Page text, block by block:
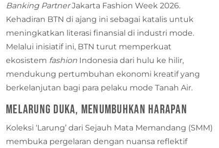
Banking PartnerJakarta Fashion Week 2026.
Kehadiran BTN di ajang ini sebagai katalis untuk
meningkatkan literasi finansial di industri mode.
Melalui inisiatif ini, BTN turut memperkuat
ekosistem fashion Indonesia dari hulu ke hilir,
mendukung pertumbuhan ekonomi kreatif yang
berkelanjutan bagi para pelaku mode Tanah Air.
Melarung Duka, Menumbuhkan Harapan
Koleksi ‘Larung’ dari Sejauh Mata Memandang (SMM)
membuka pergelaran dengan nuansa reflektif